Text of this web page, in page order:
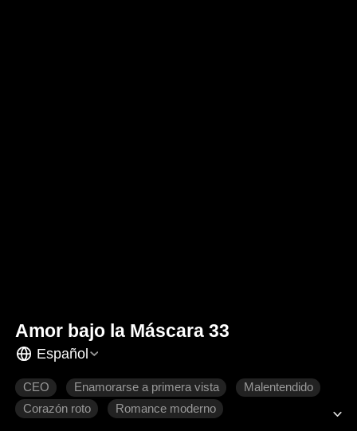
Amor bajo la Máscara 33
Español
CEO Enamorarse a primera vista
Malentendido
Corazón roto
Romance moderno